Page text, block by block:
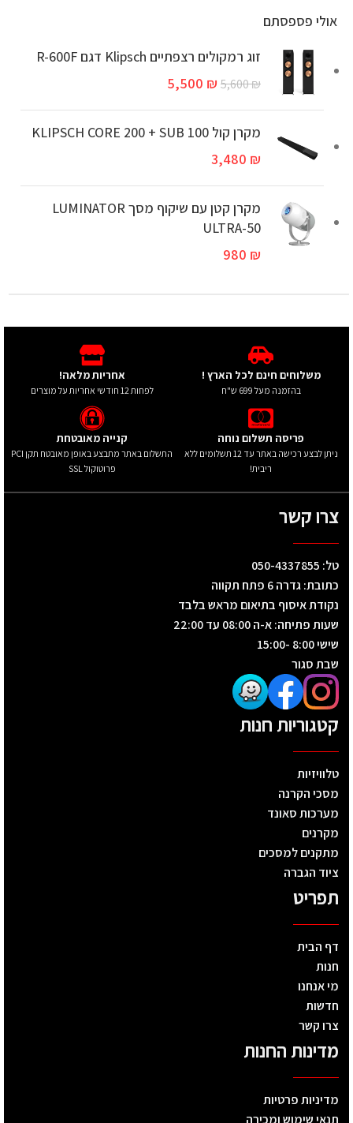
אולי פספסתם
זוג רמקולים רצפתיים Klipsch דגם R-600F
5,600₪
5,500 ₪
מקרן קול KLIPSCH CORE 200 + SUB 100
3,480 ₪
מקרן קטן עם שיקוף מסך LUMINATOR
ULTRA-50
980 ₪
משלוחים חינם לכל הארץ !
בהזמנה מעל 699 ש"ח
אחריות מלאה!
לפחות 12 חודשי אחריות על מוצרים
פריסה תשלום נוחה
ניתן לבצע רכישה באתר עד 12 תשלומים ללא
ריבית!
קנייה מאובטחת
התשלום באתר מתבצע באופן מאובטח תקן PCI
פרוטוקול SSL
צרו קשר
טל: 050-4337855
כתובת: גדרה 6 פתח תקווה
נקודת איסוף בתיאום מראש בלבד
שעות פתיחה: א-ה 08:00 עד 22:00
שישי 8:00 -15:00
שבת סגור
קטגוריות חנות
טלוויזיות
מסכי הקרנה
מערכות סאונד
מקרנים
מתקנים למסכים
ציוד הגברה
תפריט
דף הבית
חנות
מי אנחנו
חדשות
צרו קשר
מדינות החנות
מדיניות פרטיות